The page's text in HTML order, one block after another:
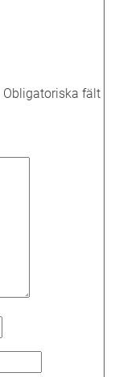
Obligatoriska fält